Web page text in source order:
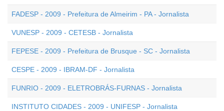
FADESP - 2009 - Prefeitura de Almeirim - PA - Jornalista
VUNESP - 2009 - CETESB - Jornalista
FEPESE - 2009 - Prefeitura de Brusque - SC - Jornalista
CESPE - 2009 - IBRAM-DF - Jornalista
FUNRIO - 2009 - ELETROBRÁS-FURNAS - Jornalista
INSTITUTO CIDADES - 2009 - UNIFESP - Jornalista